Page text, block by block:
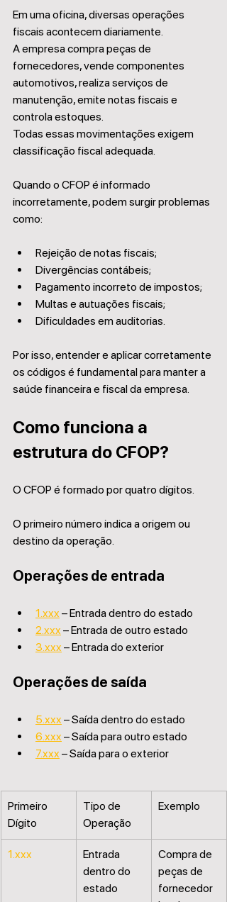
Em uma oficina, diversas operações
fiscais acontecem diariamente.
A empresa compra peças de
fornecedores, vende componentes
automotivos, realiza serviços de
manutenção, emite notas fiscais e
controla estoques.
Todas essas movimentações exigem
classificação fiscal adequada.
Quando o CFOP é informado
incorretamente, podem surgir problemas
como:
Rejeição de notas fiscais;
Divergências contábeis;
Pagamento incorreto de impostos;
Multas e autuações fiscais;
Dificuldades em auditorias.
Por isso, entender e aplicar corretamente
os códigos é fundamental para manter a
saúde financeira e fiscal da empresa.
Como funciona a
estrutura do CFOP?
O CFOP é formado por quatro dígitos.
O primeiro número indica a origem ou
destino da operação.
Operações de entrada
1.xxx – Entrada dentro do estado
2.xxx – Entrada de outro estado
3.xxx – Entrada do exterior
Operações de saída
5.xxx – Saída dentro do estado
6.xxx – Saída para outro estado
7.xxx – Saída para o exterior
Primeiro
Dígito
Tipo de
Operação
Exemplo
1.xxx
Entrada
dentro do
estado
Compra de
peças de
fornecedor